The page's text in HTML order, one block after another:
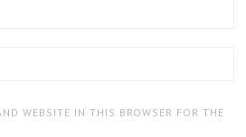
WEBSITE IN THIS BROWSER FOR THE